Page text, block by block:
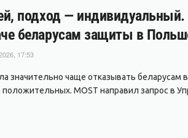
подход —
беларусам защиты в
17:53
значительно чаще отказывать
MOST направил запрос в